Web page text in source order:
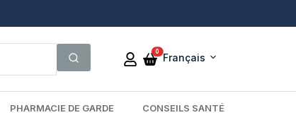
0 Français
PHARMACIE DE GARDE CONSEILS SANTÉ